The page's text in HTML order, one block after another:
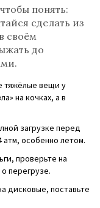
понять:
сделать из
своём
до
тяжёлые вещи у
на кочках, а в
загрузке перед
особенно летом.
проверьте на
перегрузе.
дисковые, поставьте